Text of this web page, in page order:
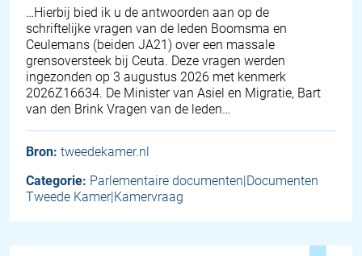
… Hierbij bied ik u de antwoorden aan op de
schriftelijke vragen van de leden Boomsma en
Ceulemans (beiden JA21) over een massale
grensoversteek bij Ceuta. Deze vragen werden
ingezonden op 3 augustus 2026 met kenmerk
2026Z16634. De Minister van Asiel en Migratie, Bart
van den Brink Vragen van de leden…
Bron: tweedekamer.nl
Categorie: Parlementaire documenten|Documenten
Tweede Kamer|Kamervraag